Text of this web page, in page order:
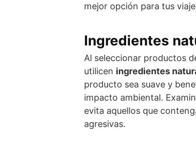
mejor opción para tus
Ingredientes
Al seleccionar productos
utilicen ingredientes
producto sea suave y
impacto ambiental.
evita aquellos que
agresivas.